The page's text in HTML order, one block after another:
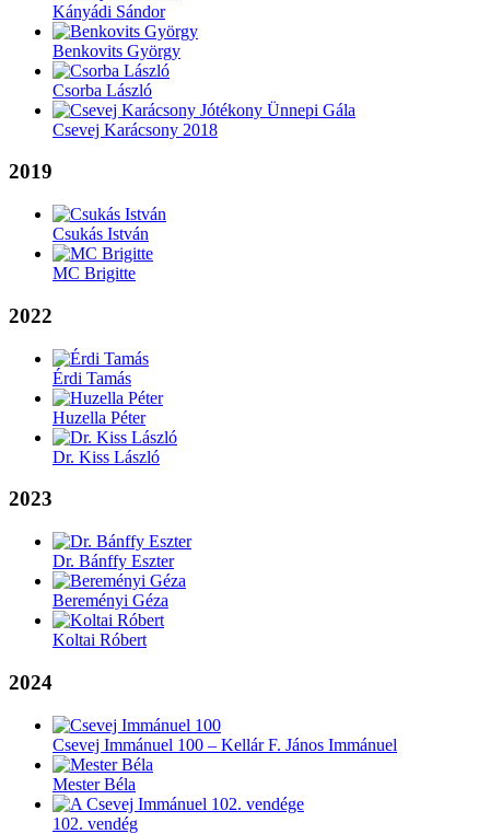
Kányádi Sándor
Benkovits György
Csorba László
Csevej Karácsony 2018
2019
Csukás István
MC Brigitte
2022
Érdi Tamás
Huzella Péter
Dr. Kiss László
2023
Dr. Bánffy Eszter
Bereményi Géza
Koltai Róbert
2024
Csevej Immánuel 100 – Kellár F. János Immánuel
Mester Béla
102. vendég